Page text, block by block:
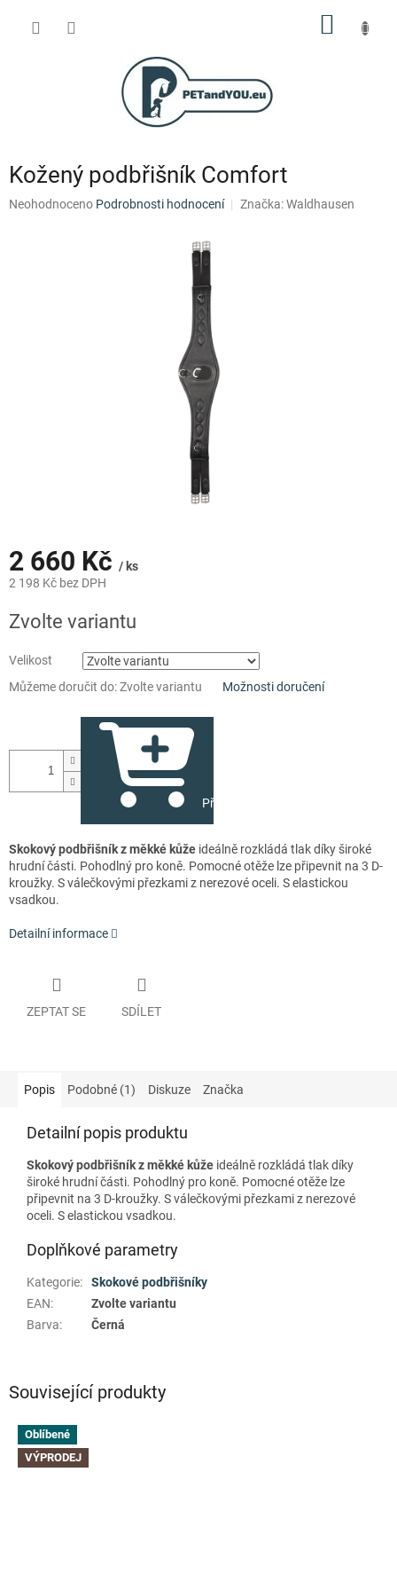
Kožený podbřišník Comfort
Průměrné
Neohodnoceno Podrobnosti hodnocení Značka:Waldhausen
2 660 Kč / ks
2 198 Kč bez DPH
cena:
Zvolte variantu
Velikost
Můžeme doručit do:Zvolte variantu Možnosti doručení
Přidat do košíku
Skokový podbřišník z měkké kůže ideálně rozkládá tlak díky široké
hrudní části. Pohodlný pro koně. Pomocné otěže lze připevnit na 3 D-
kroužky. S válečkovými přezkami z nerezové oceli. S elastickou
vsadkou.
Detailní informace
ZEPTAT SE SDÍLET
Související produkty
Oblíbené
VÝPRODEJ
Popis Podobné (1) Diskuze Značka
Detailní popis produktu
Skokový podbřišník z měkké kůže ideálně rozkládá tlak díky
široké hrudní části. Pohodlný pro koně. Pomocné otěže lze
připevnit na 3 D-kroužky. S válečkovými přezkami z nerezové
oceli. S elastickou vsadkou.
Doplňkové parametry
Kategorie:
Skokové podbřišníky
EAN:
Zvolte variantu
Barva: Černá